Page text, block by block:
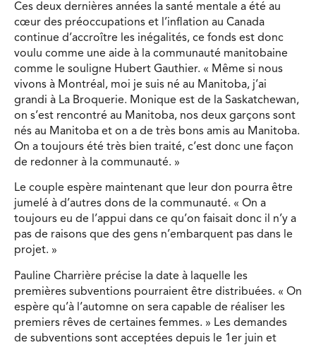
Ces deux dernières années la santé mentale a été au
cœur des préoccupations et l’inflation au Canada
continue d’accroître les inégalités, ce fonds est donc
voulu comme une aide à la communauté manitobaine
comme le souligne Hubert Gauthier. « Même si nous
vivons à Montréal, moi je suis né au Manitoba, j’ai
grandi à La Broquerie. Monique est de la Saskatchewan,
on s’est rencontré au Manitoba, nos deux garçons sont
nés au Manitoba et on a de très bons amis au Manitoba.
On a toujours été très bien traité, c’est donc une façon
de redonner à la communauté. »
Le couple espère maintenant que leur don pourra être
jumelé à d’autres dons de la communauté. « On a
toujours eu de l’appui dans ce qu’on faisait donc il n’y a
pas de raisons que des gens n’embarquent pas dans le
projet. »
Pauline Charrière précise la date à laquelle les
premières subventions pourraient être distribuées. « On
espère qu’à l’automne on sera capable de réaliser les
premiers rêves de certaines femmes. » Les demandes
de subventions sont acceptées depuis le 1er juin et